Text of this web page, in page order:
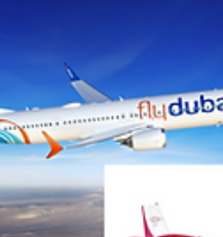
selon les coûts aéroportuaires et la
locale. L’année a été marquée par l’ann